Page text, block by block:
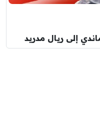
إلى ريال مدريد